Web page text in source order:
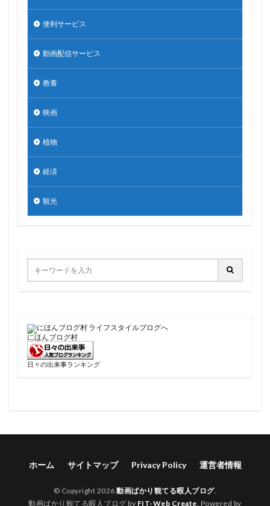
便利サービス
動画配信サービス
教養
映画
植物
経済
観光
にほんブログ村
日々の出来事ランキング
ホーム サイトマップ Privacy Policy 運営者情報
© Copyright 2026動画ばかり観てる暇人ブログ.
動画ばかり観てる暇人ブログ by FIT-Web Create. Powered by